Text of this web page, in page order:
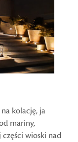
kolację, ja
mariny,
wioski nad